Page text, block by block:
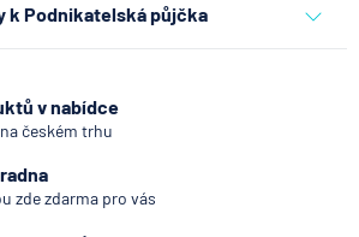
klíčový je ale výhled inflace
k Podnikatelská půjčka
v nabídce
českém trhu
zde zdarma pro vás